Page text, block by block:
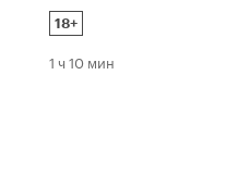
18+
1 ч 10 мин